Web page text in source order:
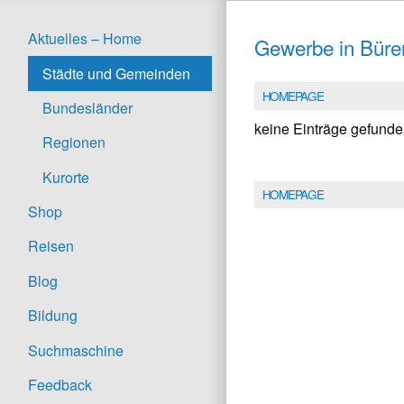
Aktuelles – Home
Städte und Gemeinden
Bundesländer
Regionen
Kurorte
Shop
Reisen
Blog
Bildung
Suchmaschine
Feedback
Gewerbe in
HOMEPAGE
keine Einträge
HOMEPAGE